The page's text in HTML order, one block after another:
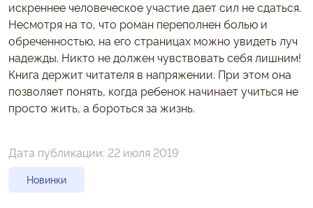
искреннее человеческое участие дает сил не сдаться.
Несмотря на то, что роман переполнен болью и
обреченностью, на его страницах можно увидеть луч
надежды. Никто не должен чувствовать себя лишним!
Книга держит читателя в напряжении. При этом она
позволяет понять, когда ребенок начинает учиться не
просто жить, а бороться за жизнь.
Дата публикации: 22 июля 2019
Новинки